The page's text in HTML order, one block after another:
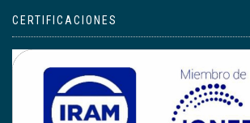
CERTIFICACIONES